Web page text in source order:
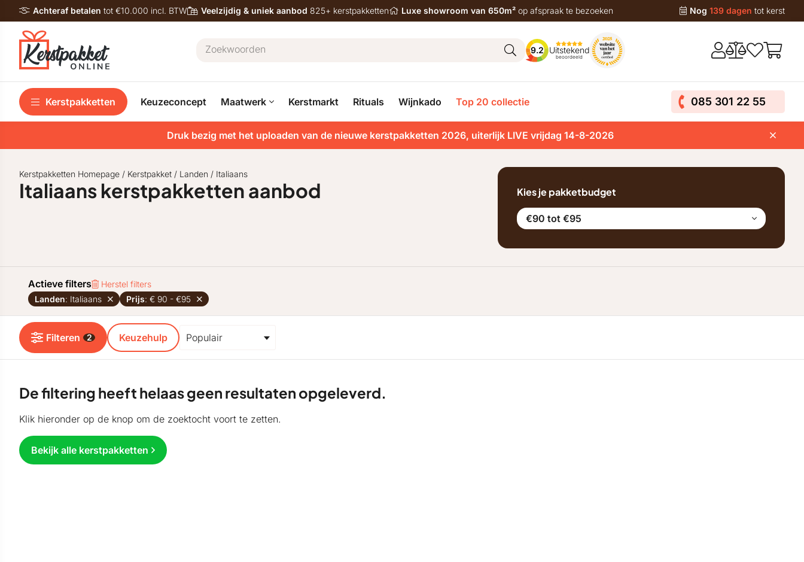
Achteraf betalen tot €10.000 incl. BTW Veelzijdig & uniek aanbod 825+ kerstpakketten Luxe showroom van 650m² op afspraak te bezoeken Nog 139 dagen tot kerst
9.2 Uitstekend
beoordeeld
Kerstpakketten Keuzeconcept Maatwerk Kerstmarkt Rituals Wijnkado Top 20 collectie 085 301 22 55
Druk bezig met het uploaden van de nieuwe kerstpakketten 2026, uiterlijk LIVE vrijdag 14-8-2026
Kerstpakketten Homepage / Kerstpakket / Landen / Italiaans
Italiaans kerstpakketten aanbod Kies je pakketbudget
€90 tot €95
Actieve filters
Herstel filters
Landen: Italiaans Prijs: € 90 - €95
Filteren 2 Keuzehulp
De filtering heeft helaas geen resultaten opgeleverd.
Klik hieronder op de knop om de zoektocht voort te zetten.
Bekijk alle kerstpakketten